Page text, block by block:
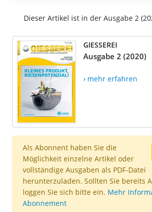
Dieser Artikel ist in der Ausgabe 2
GIESSEREI
Ausgabe 2 (2020)
› mehr erfahren
Als Abonnent haben Sie die
Möglichkeit einzelne Artikel oder
vollständige Ausgaben als PDF-Datei
herunterzuladen. Sollten Sie bereits
loggen Sie sich bitte ein. Mehr
Abonnement